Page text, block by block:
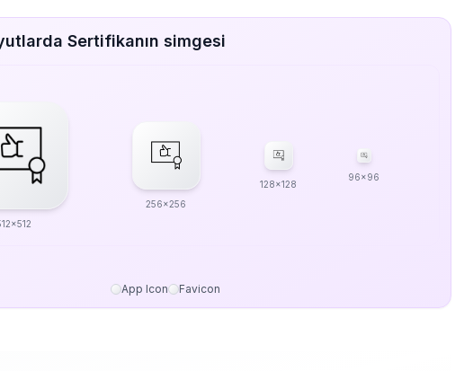
Sertifikanın simgesi
256x256
128x128
96x96
App Icon Favicon